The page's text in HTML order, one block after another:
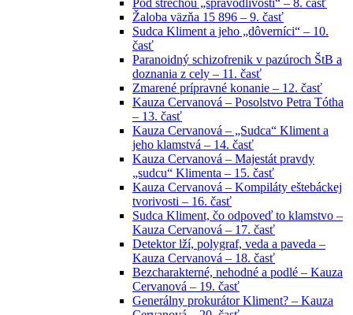
Žaloba väzňa 15 896 – 9. časť
Sudca Kliment a jeho „dôverníci“ – 10.
časť
Paranoidný schizofrenik v pazúroch ŠtB a
doznania z cely – 11. časť
Zmarené prípravné konanie – 12. časť
Kauza Cervanová – Posolstvo Petra Tótha
– 13. časť
Kauza Cervanová – „Sudca“ Kliment a
jeho klamstvá – 14. časť
Kauza Cervanová – Majestát pravdy
„sudcu“ Klimenta – 15. časť
Kauza Cervanová – Kompiláty eštebáckej
tvorivosti – 16. časť
Sudca Kliment, čo odpoveď to klamstvo –
Kauza Cervanová – 17. časť
Detektor lží, polygraf, veda a paveda –
Kauza Cervanová – 18. časť
Bezcharakterné, nehodné a podlé – Kauza
Cervanová – 19. časť
Generálny prokurátor Kliment? – Kauza